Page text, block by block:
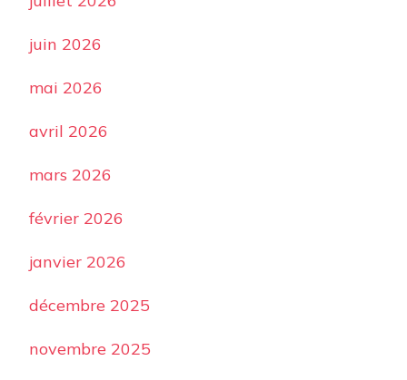
juin 2026
mai 2026
avril 2026
mars 2026
février 2026
janvier 2026
décembre 2025
novembre 2025